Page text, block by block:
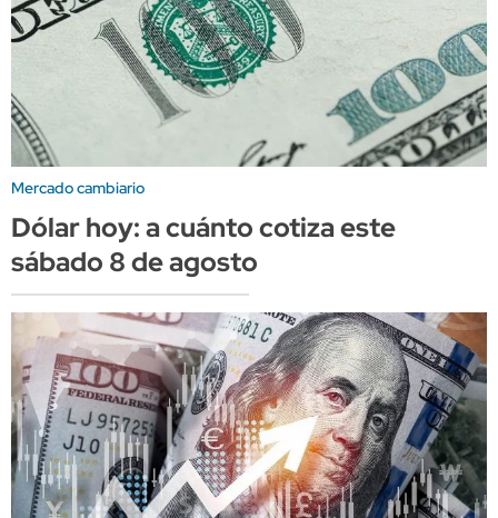
Mercado cambiario
Dólar hoy: a cuánto cotiza este
sábado 8 de agosto